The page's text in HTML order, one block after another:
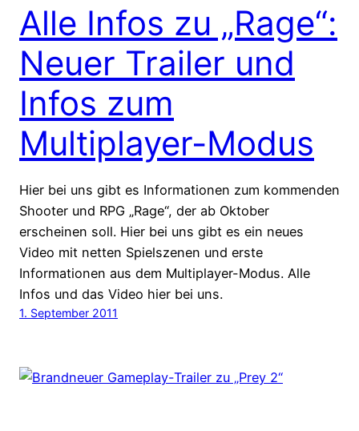
Alle Infos zu „Rage“:
Neuer Trailer und
Infos zum
Multiplayer-Modus
Hier bei uns gibt es Informationen zum kommenden
Shooter und RPG „Rage“, der ab Oktober
erscheinen soll. Hier bei uns gibt es ein neues
Video mit netten Spielszenen und erste
Informationen aus dem Multiplayer-Modus. Alle
Infos und das Video hier bei uns.
1. September 2011